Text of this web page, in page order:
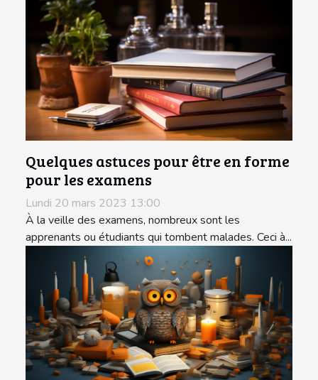
Quelques astuces pour être en forme
pour les examens
Lundi 20 mars 2023 13:00
À la veille des examens, nombreux sont les
apprenants ou étudiants qui tombent malades. Ceci à...